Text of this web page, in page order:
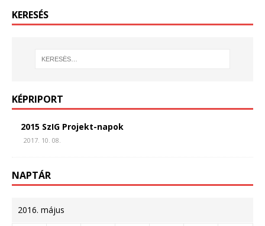
KERESÉS
KÉPRIPORT
2015 SzIG Projekt-napok
2017. 10. 08.
NAPTÁR
2016. május